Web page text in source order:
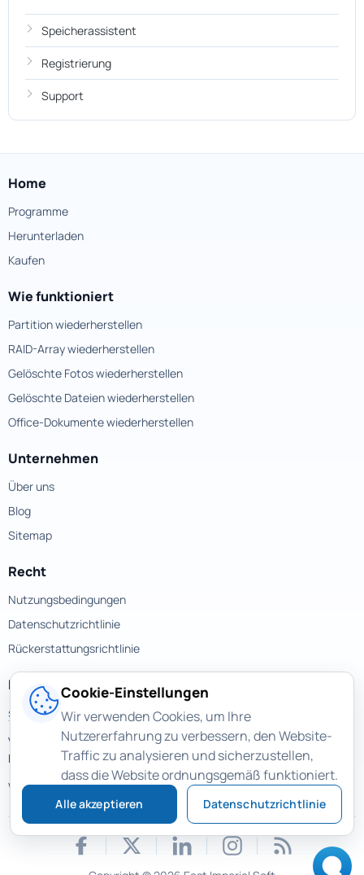
Speicherassistent
Registrierung
Support
Home
Programme
Herunterladen
Kaufen
Wie funktioniert
Partition wiederherstellen
RAID-Array wiederherstellen
Gelöschte Fotos wiederherstellen
Gelöschte Dateien wiederherstellen
Office-Dokumente wiederherstellen
Unternehmen
Über uns
Blog
Sitemap
Recht
Nutzungsbedingungen
Datenschutzrichtlinie
Rückerstattungsrichtlinie
Kontakte
support@magicuneraser.com
Velyka Vasylkivska street, 77a
Kyiv, Ukraine
Weitere Kontakte >
Cookie-Einstellungen
Wir verwenden Cookies, um Ihre
Nutzererfahrung zu verbessern, den Website-
Traffic zu analysieren und sicherzustellen,
dass die Website ordnungsgemäß funktioniert.
Alle akzeptieren Datenschutzrichtlinie